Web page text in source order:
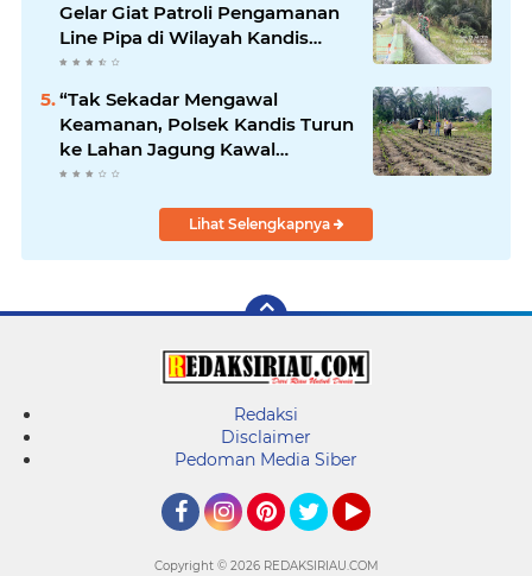
Gelar Giat Patroli Pengamanan
Line Pipa di Wilayah Kandis
Kandis
“Tak Sekadar Mengawal
Keamanan, Polsek Kandis Turun
ke Lahan Jagung Kawal
Ketahanan Pangan
Lihat Selengkapnya
Redaksi
Disclaimer
Pedoman Media Siber
Copyright © 2026 REDAKSIRIAU.COM